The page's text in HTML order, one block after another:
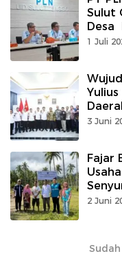
Sulut
Desa
1 Juli
untuk
3 Juni
Fajar
2 Juni